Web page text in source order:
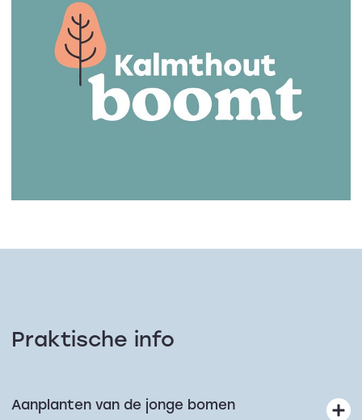
Praktische info
Aanplanten van de jonge bomen